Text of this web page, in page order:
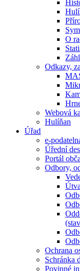
O
Odkazy,
Webová
Hulíňan
Úřad
e-
Úřední
Portál
Odbory,
Ochrana
Schránka
Povinné